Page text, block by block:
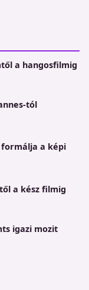
a hangosfilmig
tól
a képi
a kész filmig
igazi mozit